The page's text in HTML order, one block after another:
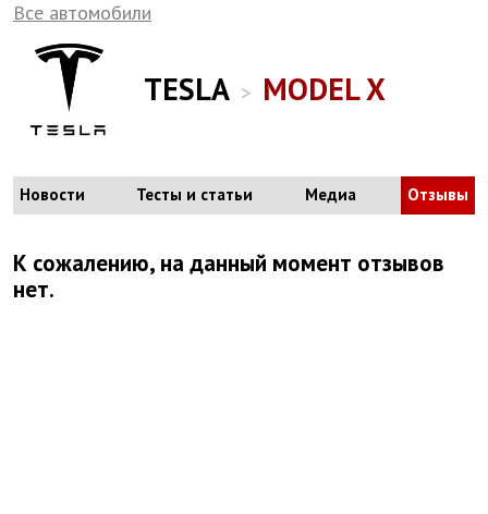
Все автомобили
TESLA > MODEL X
Новости Тесты и статьи Медиа Отзывы
К сожалению, на данный момент отзывов
нет.